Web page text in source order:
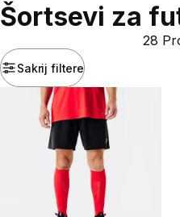
Šortsevi za
Sakrij filtere
28